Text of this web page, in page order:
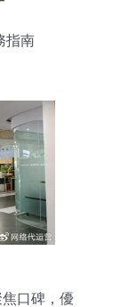
指南
口碑，優